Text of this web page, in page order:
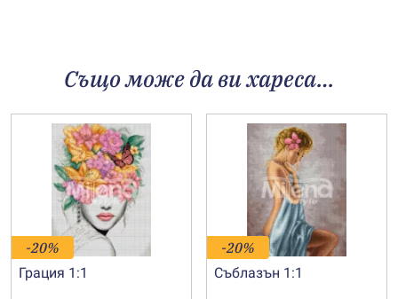
Също може да ви хареса…
-20%
Грация 1:1
-20%
Съблазън 1:1